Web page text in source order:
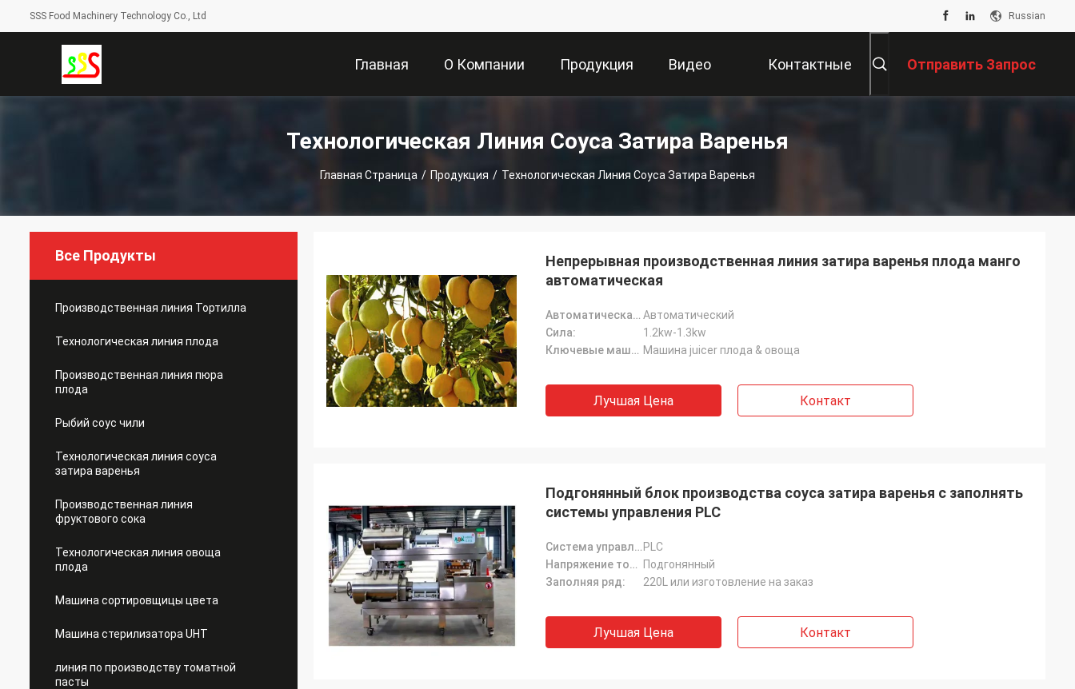
SSS Food Machinery Technology Co., Ltd Russian
Главная О Компании Продукция Видео Контактные Отправить Запрос
Технологическая Линия Соуса Затира Варенья
Главная Страница / Продукция / Технологическая Линия Соуса Затира Варенья
Все Продукты
Производственная линия Тортилла
Технологическая линия плода
Производственная линия пюра
плода
Рыбий соус чили
Технологическая линия соуса
затира варенья
Производственная линия
фруктового сока
Технологическая линия овоща
плода
Машина сортировщицы цвета
Машина стерилизатора UHT
линия по производству томатной
пасты
Непрерывная производственная линия затира варенья плода манго
автоматическая
Автоматическая ранг: Автоматический
Сила:
1.2kw-1.3kw
Ключевые машины: Машина juicer плода & овоща
Лучшая Цена Контакт
Подгонянный блок производства соуса затира варенья с заполнять
системы управления PLC
Система управления: PLC
Напряжение тока:
Подгонянный
Заполняя ряд:
220L или изготовление на заказ
Лучшая Цена Контакт